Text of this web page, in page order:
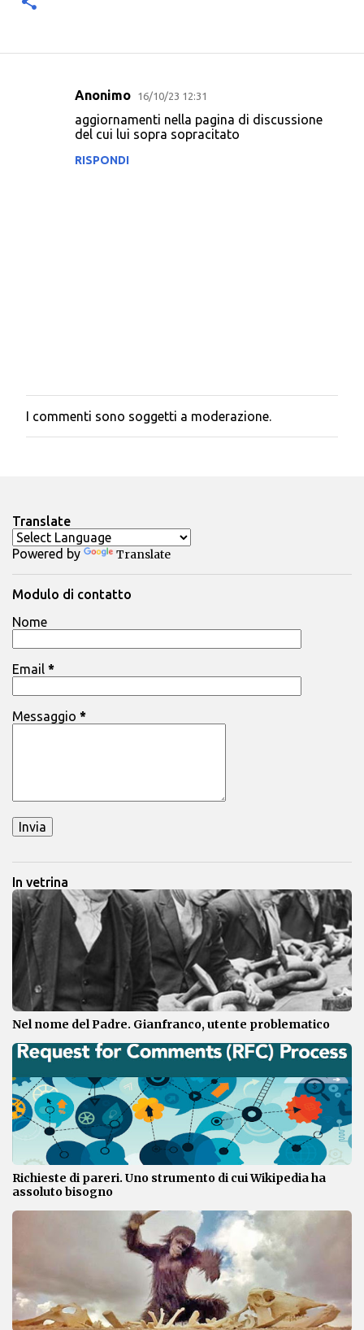
Anonimo 16/10/23 12:31
aggiornamenti nella pagina di discussione
del cui lui sopra sopracitato
RISPONDI
P
o
c
o
m
n
o
I commenti sono soggetti a moderazione.
Translate
Powered by Translate
Modulo di contatto
Nome
Email *
Messaggio *
In vetrina
Nel nome del Padre. Gianfranco, utente problematico
Richieste di pareri. Uno strumento di cui Wikipedia ha
assoluto bisogno